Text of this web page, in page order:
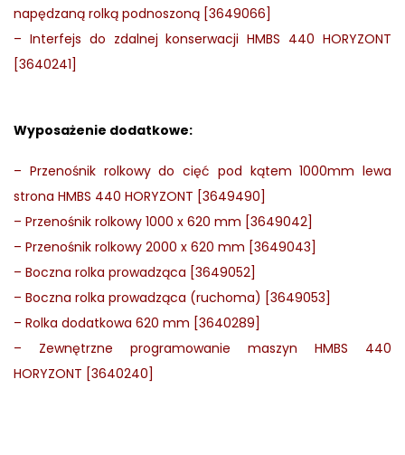
napędzaną rolką podnoszoną [3649066]
– Interfejs do zdalnej konserwacji HMBS 440 HORYZONT
[3640241]
Wyposażenie dodatkowe:
– Przenośnik rolkowy do cięć pod kątem 1000mm lewa
strona HMBS 440 HORYZONT [3649490]
– Przenośnik rolkowy 1000 x 620 mm [3649042]
– Przenośnik rolkowy 2000 x 620 mm [3649043]
– Boczna rolka prowadząca [3649052]
– Boczna rolka prowadząca (ruchoma) [3649053]
– Rolka dodatkowa 620 mm [3640289]
– Zewnętrzne programowanie maszyn HMBS 440
HORYZONT [3640240]